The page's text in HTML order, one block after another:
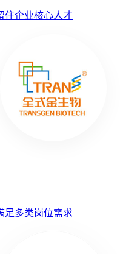
住企业核心人才
足多类岗位需求